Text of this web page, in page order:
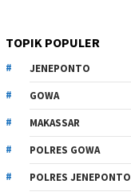
TOPIK POPULER
JENEPONTO
GOWA
MAKASSAR
POLRES GOWA
POLRES JENEPONTO